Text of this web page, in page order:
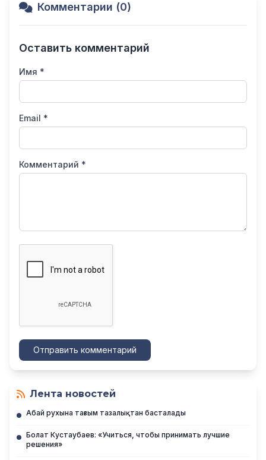
Комментарии (0)
Оставить комментарий
Имя *
Email *
Комментарий *
Отправить комментарий
Лента новостей
Абай рухына тағзым тазалықтан басталады
Болат Кустаубаев: «Учиться, чтобы принимать лучшие
решения»